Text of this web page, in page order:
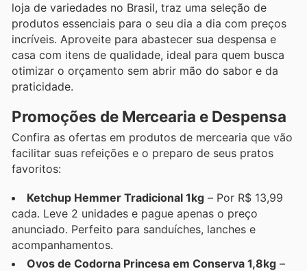
loja de variedades no Brasil, traz uma seleção de
produtos essenciais para o seu dia a dia com preços
incríveis. Aproveite para abastecer sua despensa e
casa com itens de qualidade, ideal para quem busca
otimizar o orçamento sem abrir mão do sabor e da
praticidade.
Promoções de Mercearia e Despensa
Confira as ofertas em produtos de mercearia que vão
facilitar suas refeições e o preparo de seus pratos
favoritos:
Ketchup Hemmer Tradicional 1kg – Por R$ 13,99
cada. Leve 2 unidades e pague apenas o preço
anunciado. Perfeito para sanduíches, lanches e
acompanhamentos.
Ovos de Codorna Princesa em Conserva 1,8kg –